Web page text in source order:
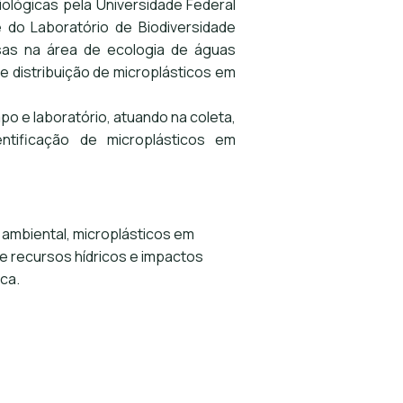
pela Universidade Federal
Laboratório de Biodiversidade
na área de ecologia de águas
distribuição de microplásticos em
e laboratório, atuando na coleta,
de microplásticos em
microplásticos em
recursos hídricos e impactos